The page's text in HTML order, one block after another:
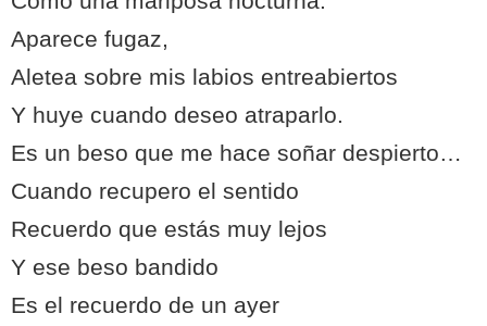
Aparece fugaz,
Aletea sobre mis labios entreabiertos
Y huye cuando deseo atraparlo.
Es un beso que me hace soñar despierto…
Cuando recupero el sentido
Recuerdo que estás muy lejos
Y ese beso bandido
Es el recuerdo de un ayer